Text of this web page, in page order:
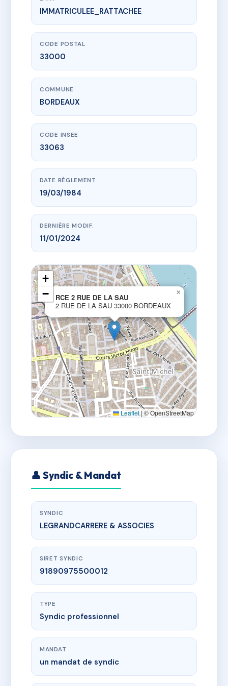
www.vme.plus/AA3746112
RCE 2 RUE DE LA SAU
2 RUE DE LA SAU
IMMATRICULEE_RATTACHEE
CODE POSTAL
33000
COMMUNE
BORDEAUX
CODE INSEE
33063
DATE RÈGLEMENT
19/03/1984
DERNIÈRE MODIF.
11/01/2024
RCE 2 RUE DE LA SAU
2 RUE DE LA SAU 33000 BORDEAUX
×
+
−
Leaflet |© OpenStreetMap
👤 Syndic & Mandat
SYNDIC
LEGRANDCARRERE & ASSOCIES
SIRET SYNDIC
91890975500012
TYPE
Syndic professionnel
MANDAT
un mandat de syndic